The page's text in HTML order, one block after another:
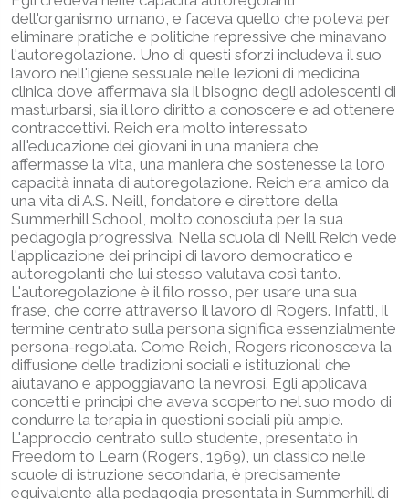
dell'organismo umano, e faceva quello che poteva per
eliminare pratiche e politiche repressive che minavano
l'autoregolazione. Uno di questi sforzi includeva il suo
lavoro nell'igiene sessuale nelle lezioni di medicina
clinica dove affermava sia il bisogno degli adolescenti di
masturbarsi, sia il loro diritto a conoscere e ad ottenere
contraccettivi. Reich era molto interessato
all'educazione dei giovani in una maniera che
affermasse la vita, una maniera che sostenesse la loro
capacità innata di autoregolazione. Reich era amico da
una vita di A.S. Neill, fondatore e direttore della
Summerhill School, molto conosciuta per la sua
pedagogia progressiva. Nella scuola di Neill Reich vede
l'applicazione dei principi di lavoro democratico e
autoregolanti che lui stesso valutava così tanto.
L'autoregolazione è il filo rosso, per usare una sua
frase, che corre attraverso il lavoro di Rogers. Infatti, il
termine centrato sulla persona significa essenzialmente
persona-regolata. Come Reich, Rogers riconosceva la
diffusione delle tradizioni sociali e istituzionali che
aiutavano e appoggiavano la nevrosi. Egli applicava
concetti e principi che aveva scoperto nel suo modo di
condurre la terapia in questioni sociali più ampie.
L'approccio centrato sullo studente, presentato in
Freedom to Learn (Rogers, 1969), un classico nelle
scuole di istruzione secondaria, è precisamente
equivalente alla pedagogia presentata in Summerhill di